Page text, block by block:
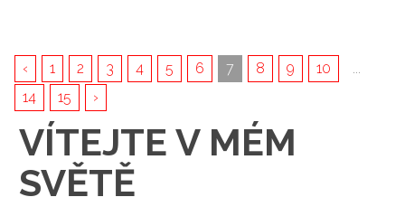
‹ 1 2 3 4 5 6 7 8 9 10
...
14
15 ›
VÍTEJTE V MÉM
SVĚTĚ